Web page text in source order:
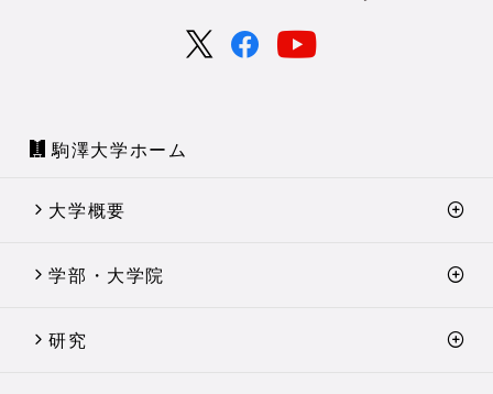
駒澤大学ホーム
大学概要
学部・大学院
研究